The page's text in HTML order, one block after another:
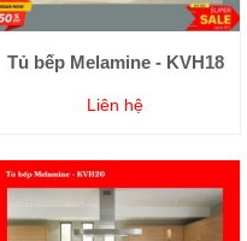
Tủ bếp Melamine - KVH18
Liên hệ